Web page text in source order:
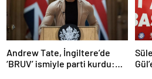
Andrew Tate, İngiltere’de
‘BRUV’ ismiyle parti kurdu: